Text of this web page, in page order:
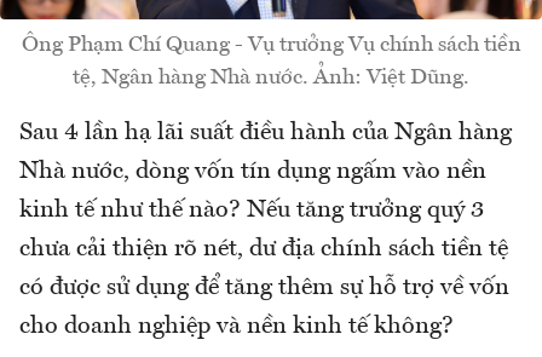
Ông Phạm Chí Quang - Vụ trưởng Vụ chính sách tiền
tệ, Ngân hàng Nhà nước. Ảnh: Việt Dũng.
Sau 4 lần hạ lãi suất điều hành của Ngân hàng
Nhà nước, dòng vốn tín dụng ngấm vào nền
kinh tế như thế nào? Nếu tăng trưởng quý 3
chưa cải thiện rõ nét, dư địa chính sách tiền tệ
có được sử dụng để tăng thêm sự hỗ trợ về vốn
cho doanh nghiệp và nền kinh tế không?